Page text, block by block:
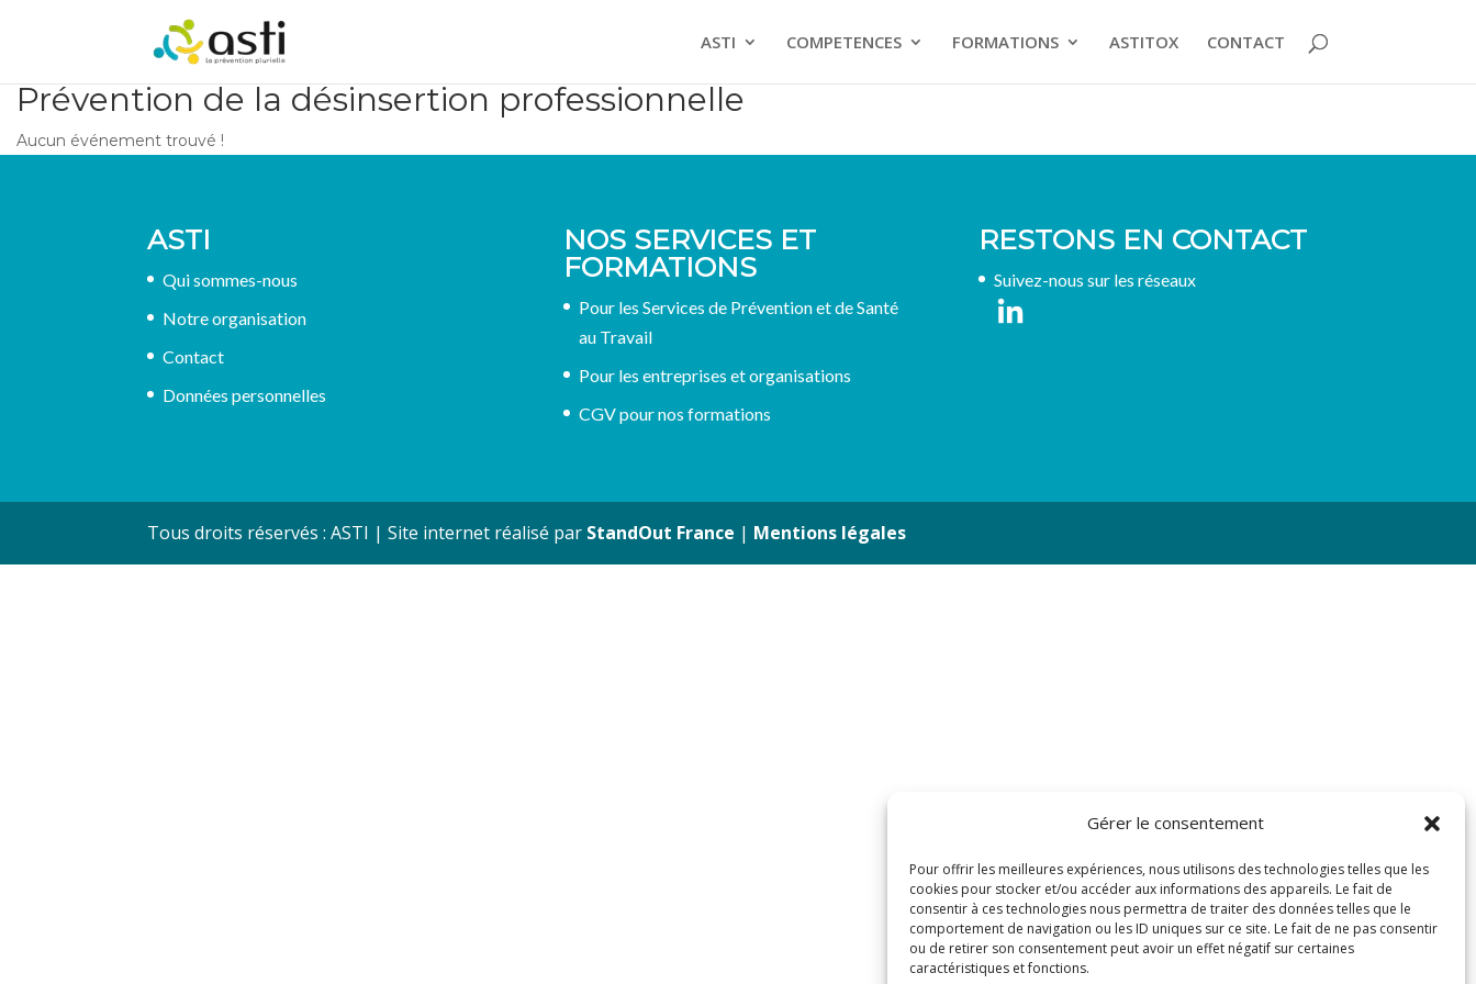
Gérer le consentement
Pour offrir les meilleures expériences, nous utilisons des technologies telles que les
cookies pour stocker et/ou accéder aux informations des appareils. Le fait de
consentir à ces technologies nous permettra de traiter des données telles que le
comportement de navigation ou les ID uniques sur ce site. Le fait de ne pas consentir
ou de retirer son consentement peut avoir un effet négatif sur certaines
caractéristiques et fonctions.
ASTI COMPETENCES FORMATIONS ASTITOX CONTACT
Prévention de la désinsertion professionnelle
Aucun événement trouvé !
ASTI
Qui sommes-nous
Notre organisation
Contact
Données personnelles
NOS SERVICES ET
FORMATIONS
Pour les Services de Prévention et de Santé
au Travail
Pour les entreprises et organisations
CGV pour nos formations
RESTONS EN CONTACT
Suivez-nous sur les réseaux
Tous droits réservés : ASTI | Site internet réalisé par StandOut France | Mentions légales